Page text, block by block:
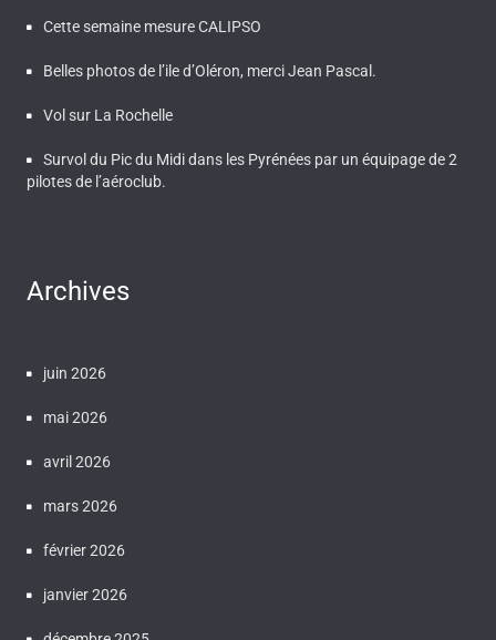
Cette semaine mesure CALIPSO
Belles photos de l’ile d’Oléron, merci Jean Pascal.
Vol sur La Rochelle
Survol du Pic du Midi dans les Pyrénées par un équipage de 2
pilotes de l’aéroclub.
Archives
juin 2026
mai 2026
avril 2026
mars 2026
février 2026
janvier 2026